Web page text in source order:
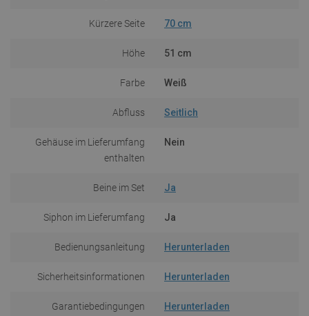
Kürzere Seite 70 cm
Höhe 51 cm
Farbe Weiß
Abfluss Seitlich
Gehäuse im Lieferumfang
enthalten
Nein
Beine im Set Ja
Siphon im Lieferumfang Ja
Bedienungsanleitung Herunterladen
Sicherheitsinformationen Herunterladen
Garantiebedingungen Herunterladen